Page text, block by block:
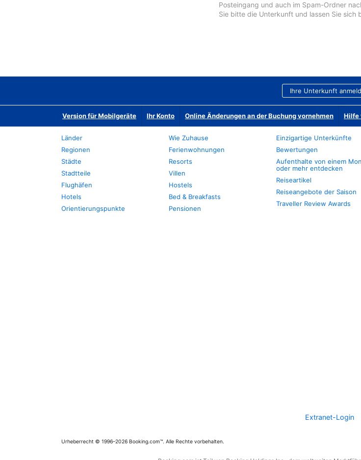
Posteingang und auch im Spam-Ordner
Sie bitte die Unterkunft und lassen Sie
Ihre Unterkunft
Version für Mobilgeräte Ihr Konto Online Änderungen an der Buchung vornehmen Hilfe
Länder
Regionen
Städte
Stadtteile
Flughäfen
Hotels
Orientierungspunkte
Wie Zuhause
Ferienwohnungen
Resorts
Villen
Hostels
Bed & Breakfasts
Pensionen
Einzigartige Unterkünfte
Bewertungen
Aufenthalte von einem
oder mehr entdecken
Reiseartikel
Reiseangebote der Saison
Traveller Review Awards
Extranet-Login
Urheberrecht © 1996–2026 Booking.com™. Alle Rechte vorbehalten.